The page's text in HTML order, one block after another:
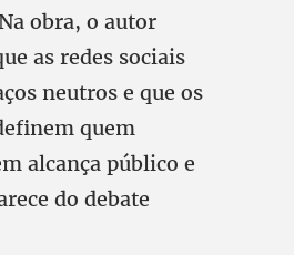
obra, o autor
as redes sociais
neutros e que os
quem
alcança público e
do debate